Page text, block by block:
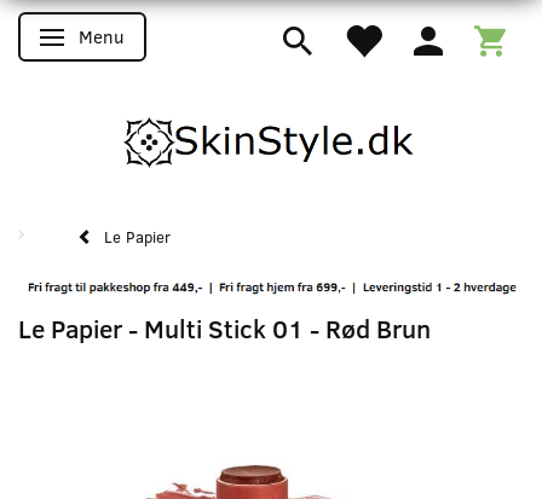
Skifte navigation
Menu
Le Papier
Le Papier - Multi Stick 01 - Rød Brun